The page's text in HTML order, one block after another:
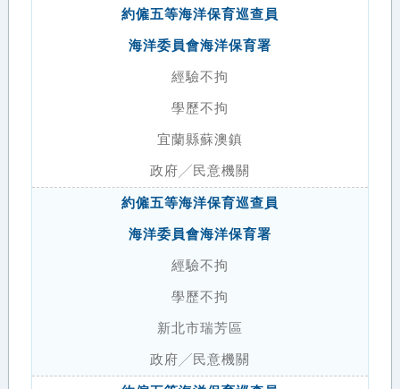
約僱五等海洋保育巡查員
海洋委員會海洋保育署
經驗不拘
學歷不拘
宜蘭縣蘇澳鎮
政府╱民意機關
約僱五等海洋保育巡查員
海洋委員會海洋保育署
經驗不拘
學歷不拘
新北市瑞芳區
政府╱民意機關